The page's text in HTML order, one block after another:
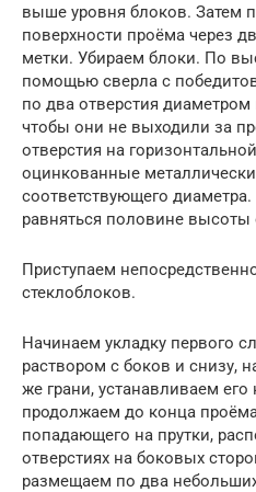
выше уровня блоков. Затем
поверхности проёма через
метки. Убираем блоки. По
помощью сверла с
по два отверстия
чтобы они не выходили за
отверстия на
оцинкованные
соответствующего
равняться половине высоты
Приступаем
стеклоблоков.
Начинаем укладку первого
раствором с боков и снизу,
же грани, устанавливаем его
продолжаем до конца
попадающего на прутки,
отверстиях на боковых
размещаем по два